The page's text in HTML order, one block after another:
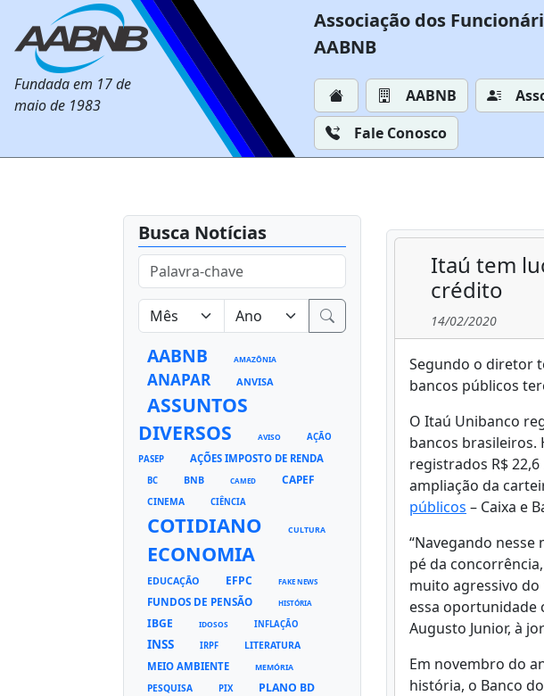
Fundada em 17 de
maio de 1983
Associação dos
AABNB
AABNB
Fale Conosco
Busca Notícias
AABNB AMAZÔNIA
ANAPAR ANVISA
ASSUNTOS
DIVERSOS
AVISO
AÇÃO
PASEP
AÇÕES IMPOSTO DE RENDA
BC BNB CAMED CAPEF
CINEMA CIÊNCIA
COTIDIANO CULTURA
ECONOMIA
EDUCAÇÃO EFPC FAKE NEWS
FUNDOS DE PENSÃO HISTÓRIA
IBGE IDOSOS INFLAÇÃO
INSS IRPF LITERATURA
MEIO AMBIENTE MEMÓRIA
PESQUISA PIX PLANO BD
Itaú tem
crédito
14/02/2020
Segundo o diretor
bancos públicos
O Itaú Unibanco
bancos brasileiros.
registrados R$
ampliação da
públicos – Caixa e
“Navegando
pé da
muito agressivo
essa oportunidade
Augusto Junior, à
Em novembro do
história, o Banco